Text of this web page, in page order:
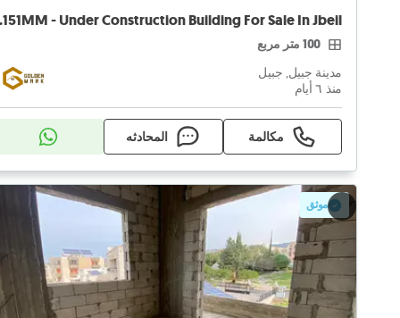
In Jbeil
100 متر مربع
مدينة جبيل, جبيل
منذ ٦ أيام
مكالمة المحادثه
موثق